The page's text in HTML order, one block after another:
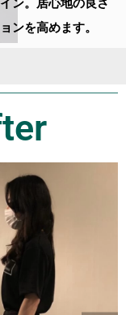
ン。居心地の良さ
ンを高めます。